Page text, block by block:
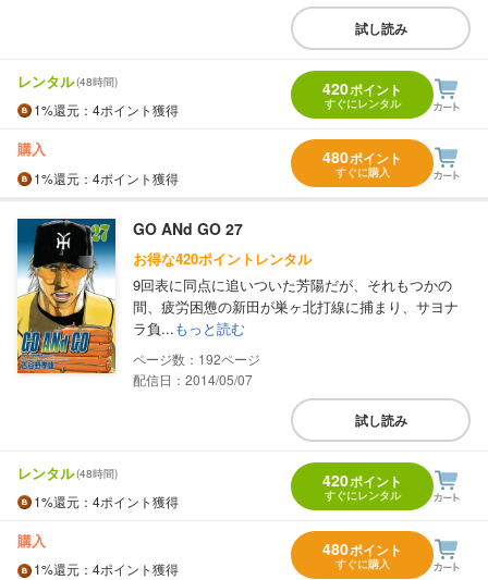
試し読み
レンタル(48時間)
1%還元 ：4ポイント獲得
420ポイント
すぐにレンタル
購入
1%還元 ：4ポイント獲得
480ポイント
すぐに購入
GO ANd GO 27
お得な420ポイントレンタル
9回表に同点に追いついた芳陽だが、それもつかの
間、疲労困憊の新田が巣ヶ北打線に捕まり、サヨナ
ラ負...もっと読む
192
配信日：2014/05/07
試し読み
レンタル(48時間)
1%還元 ：4ポイント獲得
420ポイント
すぐにレンタル
購入
1%還元 ：4ポイント獲得
480ポイント
すぐに購入